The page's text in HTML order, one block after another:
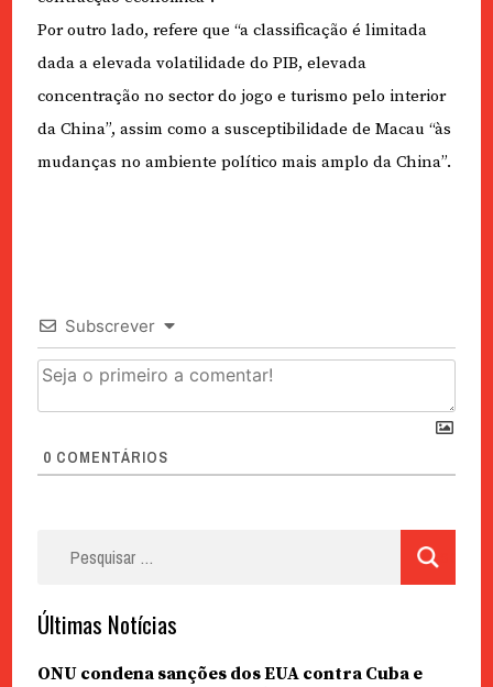
Por outro lado, refere que “a classificação é limitada
dada a elevada volatilidade do PIB, elevada
concentração no sector do jogo e turismo pelo interior
da China”, assim como a susceptibilidade de Macau “às
mudanças no ambiente político mais amplo da China”.
Subscrever
0 COMENTÁRIOS
Últimas Notícias
ONU condena sanções dos EUA contra Cuba e